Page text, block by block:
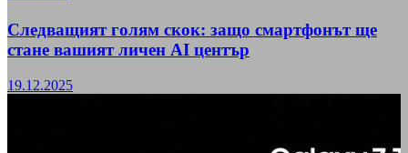
Следващият голям скок: защо смартфонът ще
стане вашият личен AI център
19.12.2025